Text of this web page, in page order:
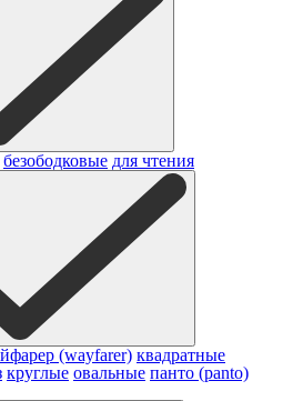
безободковые для чтения
(wayfarer) квадратные
круглые овальные панто (panto)